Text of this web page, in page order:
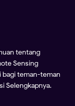
tentang
Sensing
bagi teman-teman
Selengkapnya.